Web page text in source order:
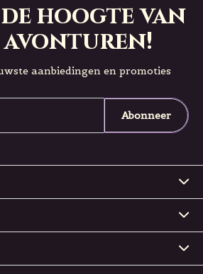
hoogte van
avonturen!
aanbiedingen en promoties
Abonneer